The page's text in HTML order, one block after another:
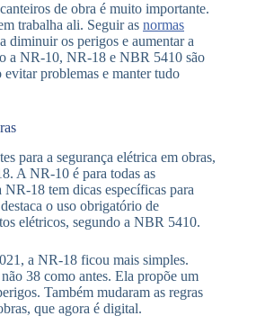
de obra é muito importante.
trabalha ali. Seguir as normas
diminuir os perigos e aumentar a
a NR-10, NR-18 e NBR 5410 são
evitar problemas e manter tudo
para a segurança elétrica em obras,
A NR-10 é para todas as
NR-18 tem dicas específicas para
o uso obrigatório de
elétricos, segundo a NBR 5410.
a NR-18 ficou mais simples.
38 como antes. Ela propõe um
Também mudaram as regras
que agora é digital.